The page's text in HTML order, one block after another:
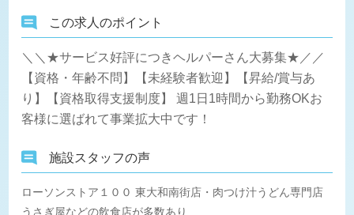
この求人のポイント
＼＼★サービス好評につきヘルパーさん大募集★／／
【資格・年齢不問】【未経験者歓迎】【昇給/賞与あ
り】【資格取得支援制度】 週1日1時間から勤務OKお
客様に選ばれて事業拡大中です！
施設スタッフの声
ローソンストア１００ 東大和南街店・肉つけ汁うどん専門店
うさぎ屋などの飲食店が多数あり